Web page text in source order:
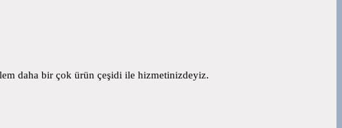
daha bir çok ürün çeşidi ile hizmetinizdeyiz.